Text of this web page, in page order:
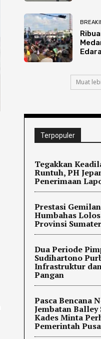
Muat
Terpopuler
Tegakkan
Runtuh, PH
Penerimaan
Prestasi
Humbahas
Provinsi
Dua Periode
Sudihartono
Infrastruktur
Pangan
Pasca Bencana
Jembatan
Kades Minta
Pemerintah